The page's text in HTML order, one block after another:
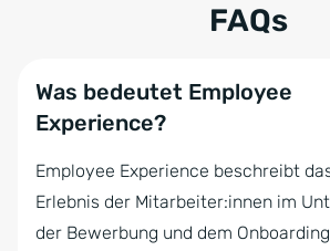
FAQs
Was bedeutet Employee
Experience?
Employee Experience beschreibt
Erlebnis der Mitarbeiter:innen im
der Bewerbung und dem